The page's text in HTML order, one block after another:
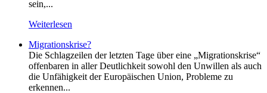
sein,...
Weiterlesen
Migrationskrise?
Die Schlagzeilen der letzten Tage über eine „Migrationskrise“
offenbaren in aller Deutlichkeit sowohl den Unwillen als auch
die Unfähigkeit der Europäischen Union, Probleme zu
erkennen...